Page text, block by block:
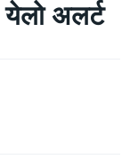
येलो अलर्ट